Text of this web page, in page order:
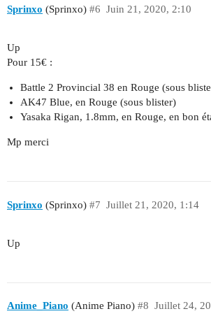
Sprinxo (Sprinxo) Juin 21, 2020, 2:10
#6
Up
Pour 15€ :
Battle 2 Provincial 38 en Rouge (sous
AK47 Blue, en Rouge (sous blister)
Yasaka Rigan, 1.8mm, en Rouge, en bon
Mp merci
Sprinxo (Sprinxo) Juillet 21, 2020, 1:14
#7
Up
Anime_Piano (Anime Piano) Juillet 24,
#8